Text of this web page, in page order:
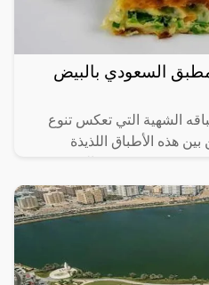
السعودي بالبيض
الشهية التي تعكس تنوع
هذه الأطباق اللذيذة